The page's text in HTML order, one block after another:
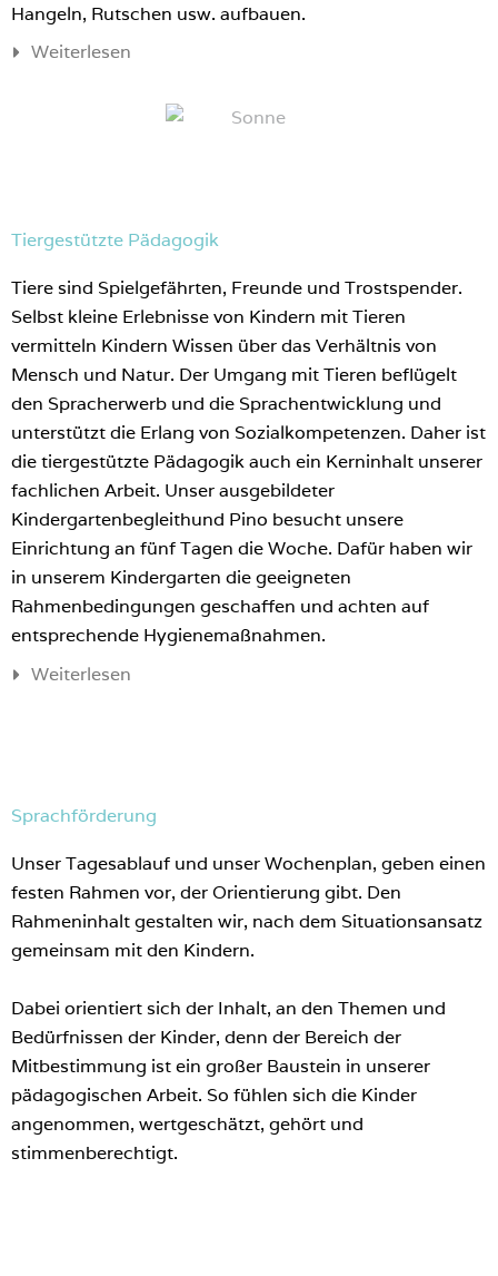
Hangeln, Rutschen usw. aufbauen.
Weiterlesen
Tiergestützte Pädagogik
Tiere sind Spielgefährten, Freunde und Trostspender.
Selbst kleine Erlebnisse von Kindern mit Tieren
vermitteln Kindern Wissen über das Verhältnis von
Mensch und Natur. Der Umgang mit Tieren beflügelt
den Spracherwerb und die Sprachentwicklung und
unterstützt die Erlang von Sozialkompetenzen. Daher ist
die tiergestützte Pädagogik auch ein Kerninhalt unserer
fachlichen Arbeit. Unser ausgebildeter
Kindergartenbegleithund Pino besucht unsere
Einrichtung an fünf Tagen die Woche. Dafür haben wir
in unserem Kindergarten die geeigneten
Rahmenbedingungen geschaffen und achten auf
entsprechende Hygienemaßnahmen.
Weiterlesen
Sprachförderung
Unser Tagesablauf und unser Wochenplan, geben einen
festen Rahmen vor, der Orientierung gibt. Den
Rahmeninhalt gestalten wir, nach dem Situationsansatz
gemeinsam mit den Kindern.
Dabei orientiert sich der Inhalt, an den Themen und
Bedürfnissen der Kinder, denn der Bereich der
Mitbestimmung ist ein großer Baustein in unserer
pädagogischen Arbeit. So fühlen sich die Kinder
angenommen, wertgeschätzt, gehört und
stimmenberechtigt.